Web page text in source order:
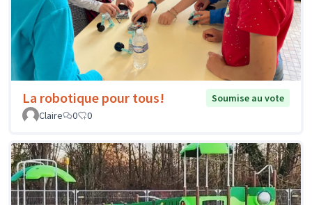
La robotique pour tous!
Soumise au vote
Claire
0 0